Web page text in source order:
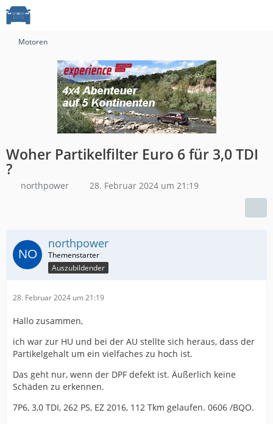
Motoren
Woher Partikelfilter Euro 6 für 3,0 TDI
?
northpower 28. Februar 2024 um 21:19
northpower
Auszubildender
28. Februar 2024 um 21:19
Hallo zusammen,
ich war zur HU und bei der AU stellte sich heraus, dass der
Partikelgehalt um ein vielfaches zu hoch ist.
Das geht nur, wenn der DPF defekt ist. Äußerlich keine
Schäden zu erkennen.
7P6, 3,0 TDI, 262 PS, EZ 2016, 112 Tkm gelaufen. 0606 /BQO.